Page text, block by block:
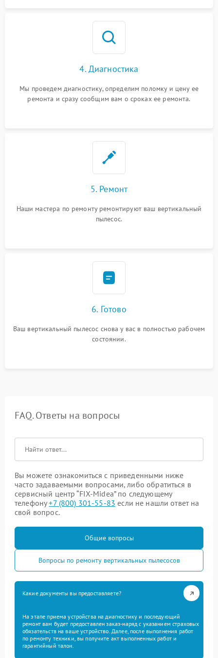
4. Диагностика
Мы проведем диагностику, определим поломку и цену ее
ремонта и сразу сообщим вам о сроках ее ремонта.
5. Ремонт
Наши мастера по ремонту ремонтируют ваш вертикальный
пылесос.
6. Готово
Ваш вертикальный пылесос снова у вас в полностью рабочем
состоянии.
FAQ. Ответы на вопросы
Вы можете ознакомиться с приведенными ниже
часто задаваемыми вопросами, либо обратиться в
сервисный центр “FIX-Midea” по следующему
телефону+7 (800) 301-55-83 если не нашли ответ на
свой вопрос.
Общие вопросы
Вопросы по ремонту вертикальных пылесосов
Какие документы вы предоставляете?
На этапе приема устройства на диагностику и последующий
ремонт вам будет предоставлен заказ-наряд с указанием страховых
обязательств на ваше устройство. Далее, после выполнения работ
по ремонту техники, вы получите акт выполненных работ и
гарантийный талон.